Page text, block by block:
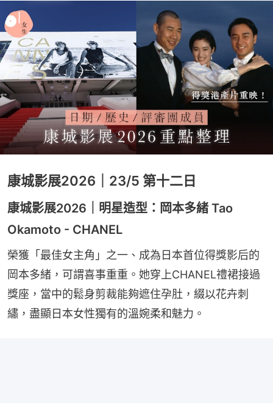
康城影展2026｜23/5 第十二日
康城影展2026｜明星造型：岡本多緒 Tao
Okamoto - CHANEL
榮獲「最佳女主角」之一、成為日本首位得獎影后的
岡本多緒，可謂喜事重重。她穿上CHANEL禮裙接過
獎座，當中的鬆身剪裁能夠遮住孕肚，綴以花卉刺
繡，盡顯日本女性獨有的溫婉柔和魅力。